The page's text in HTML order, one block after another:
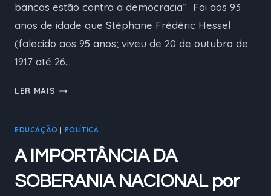
bancos estão contra a democracia” Foi aos 93
anos de idade que Stéphane Frédéric Hessel
(falecido aos 95 anos; viveu de 20 de outubro de
1917 até 26…
LER MAIS SOBRE
INDIGNAI-
VOS…
EDUCAÇÃO | POLÍTICA
A IMPORTÂNCIA DA
SOBERANIA NACIONAL por